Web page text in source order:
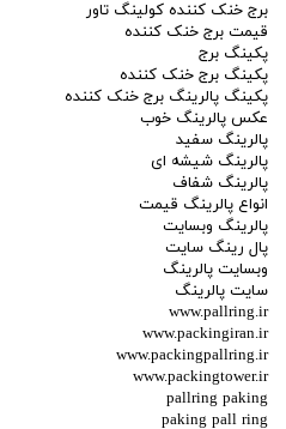
برج خنک کننده کولینگ تاور
قیمت برج خنک کننده
پکینگ برج
پکینگ برج خنک کننده
پکینگ پالرینگ برج خنک کننده
عکس پالرینگ خوب
پالرینگ سفید
پالرینگ شیشه ای
پالرینگ شفاف
انواع پالرینگ قیمت
پالرینگ وبسایت
پال رینگ سایت
وبسایت پالرینگ
سایت پالرینگ
www.pallring.ir
www.packingiran.ir
www.packingpallring.ir
www.packingtower.ir
pallring paking
paking pall ring